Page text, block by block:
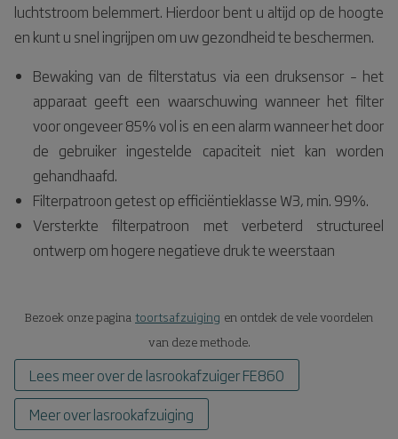
luchtstroom belemmert. Hierdoor bent u altijd op de hoogte
en kunt u snel ingrijpen om uw gezondheid te beschermen.
Bewaking van de filterstatus via een druksensor – het
apparaat geeft een waarschuwing wanneer het filter
voor ongeveer 85% vol is en een alarm wanneer het door
de gebruiker ingestelde capaciteit niet kan worden
gehandhaafd.
Filterpatroon getest op efficiëntieklasse W3, min. 99%.
Versterkte filterpatroon met verbeterd structureel
ontwerp om hogere negatieve druk te weerstaan
Bezoek onze pagina toortsafzuiging en ontdek de vele voordelen
van deze methode.
Lees meer over de lasrookafzuiger FE860
Meer over lasrookafzuiging